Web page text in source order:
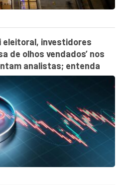
eleitoral, investidores
de olhos vendados’ nos
analistas; entenda